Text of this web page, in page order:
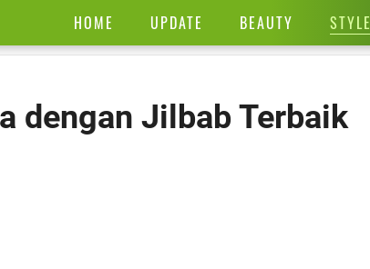
HOME UPDATE BEAUTY STYLE
dengan Jilbab Terbaik